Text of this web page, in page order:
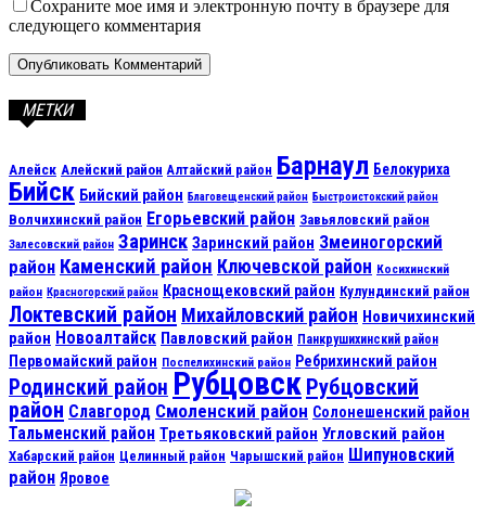
Сохраните мое имя и электронную почту в браузере для
следующего комментария
МЕТКИ
Алейск Алейский район Алтайский район Барнаул Белокуриха
Бийск Бийский район Благовещенский район Быстроистокский район
Волчихинский район Егорьевский район Завьяловский район
Залесовский район Заринск Заринский район Змеиногорский
район Каменский район Ключевской район Косихинский
район Красногорский район Краснощековский район Кулундинский район
Локтевский район Михайловский район Новичихинский
район Новоалтайск Павловский район Панкрушихинский район
Первомайский район Поспелихинский район Ребрихинский район
Родинский район Рубцовск Рубцовский
район Славгород Смоленский район Солонешенский район
Тальменский район Третьяковский район Угловский район
Хабарский район Целинный район Чарышский район Шипуновский
район Яровое